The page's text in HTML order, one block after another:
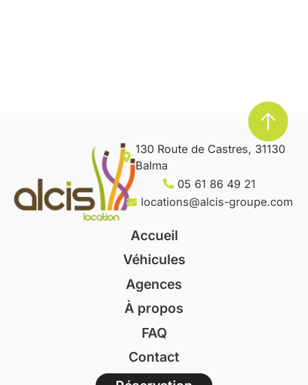
130 Route de Castres, 31130
Balma
05 61 86 49 21
locations@alcis-groupe.com
Accueil
Véhicules
Agences
À propos
FAQ
Contact